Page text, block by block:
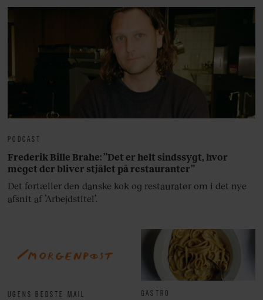
UGENS BEDSTE MAIL GASTRO
PODCAST
Frederik Bille Brahe: ”Det er helt sindssygt, hvor
meget der bliver stjålet på restauranter”
Det fortæller den danske kok og restauratør om i det nye
afsnit af ’Arbejdstitel’.